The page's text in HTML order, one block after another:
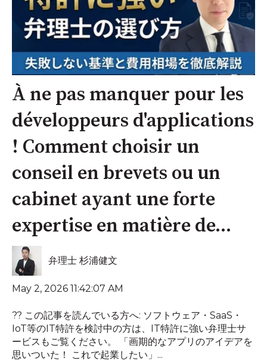
À ne pas manquer pour les
développeurs d'applications
! Comment choisir un
conseil en brevets ou un
cabinet ayant une forte
expertise en matière de...
弁理士 杉浦健文
May 2, 2026 11:42:07 AM
?? この記事を読んでいる方へ: ソフトウェア・SaaS・
IoT等のIT特許を検討中の方は、IT特許に強い弁理士サ
ービスもご覧ください。 「画期的なアプリのアイデアを
思いついた！ これで起業したい」...